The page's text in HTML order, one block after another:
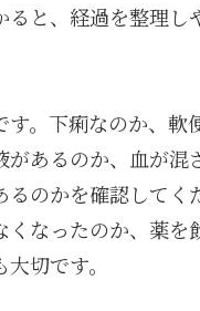
ると、経過を整理し
す。下痢なのか、軟
があるのか、血が混
るのかを確認してく
くなったのか、薬を
切です。